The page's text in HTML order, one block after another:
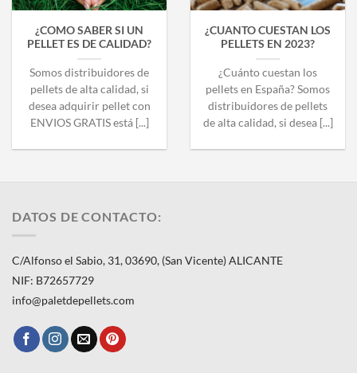
¿COMO SABER SI UN
PELLET ES DE CALIDAD?
Somos distribuidores de
pellets de alta calidad, si
desea adquirir pellet con
ENVIOS GRATIS está [...]
¿CUANTO CUESTAN LOS
PELLETS EN 2023?
¿Cuánto cuestan los
pellets en España? Somos
distribuidores de pellets
de alta calidad, si desea [...]
DATOS DE CONTACTO:
C/Alfonso el Sabio, 31, 03690, (San Vicente) ALICANTE
NIF: B72657729
info@paletdepellets.com